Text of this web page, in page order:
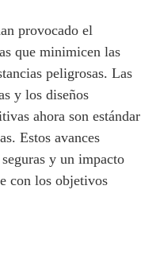
provocado el
que minimicen las
peligrosas. Las
y los diseños
ahora son estándar
Estos avances
y un impacto
con los objetivos